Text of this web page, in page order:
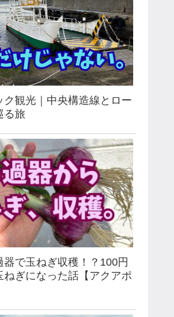
ク観光｜中央構造線とロー
る旅
器で玉ねぎ収穫！？100円
ねぎになった話【アクアポ